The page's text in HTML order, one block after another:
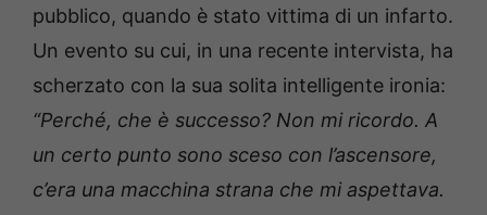
pubblico, quando è stato vittima di un infarto.
Un evento su cui, in una recente intervista, ha
scherzato con la sua solita intelligente ironia:
“Perché, che è successo? Non mi ricordo. A
un certo punto sono sceso con l’ascensore,
c’era una macchina strana che mi aspettava.